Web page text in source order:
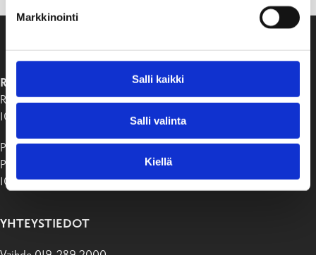
Markkinointi
Salli kaikki
Salli valinta
Kiellä
RAASEPORIN KAUPUNKI
Raaseporintie 37
10650 Tammisaari
Postiosoite:
PB 58
10611 Raasepori
YHTEYSTIEDOT